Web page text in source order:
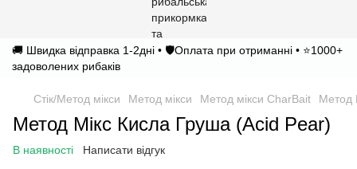
🚚 Швидка відправка 1-2дні • 🛡️Оплата при отриманні • ⭐1000+
задоволених рибаків
Стік/Метод мікси Метод мікси Метод мікси CharBait Метод
Метод Мікс Кисла Груша (Acid Pear)
В наявності Написати відгук